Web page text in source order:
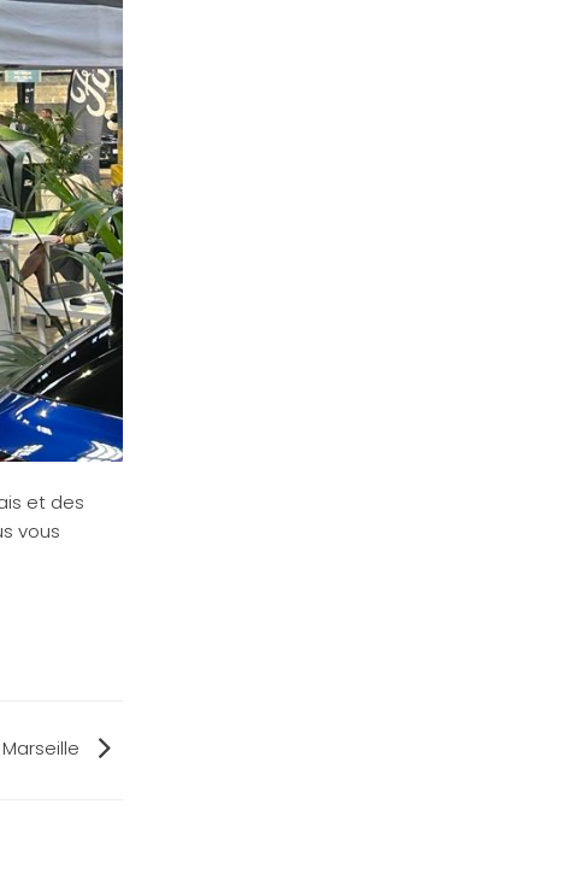
et des
vous